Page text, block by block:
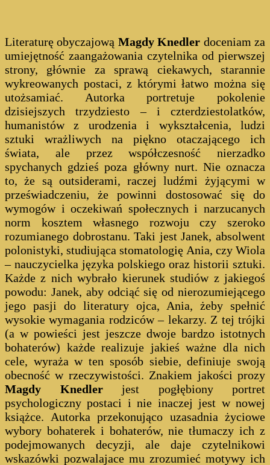
Literaturę obyczajową Magdy Knedler doceniam za
umiejętność zaangażowania czytelnika od pierwszej
strony, głównie za sprawą ciekawych, starannie
wykreowanych postaci, z którymi łatwo można się
utożsamiać. Autorka portretuje pokolenie
dzisiejszych trzydziesto – i czterdziestolatków,
humanistów z urodzenia i wykształcenia, ludzi
sztuki wrażliwych na piękno otaczającego ich
świata, ale przez współczesność nierzadko
spychanych gdzieś poza główny nurt. Nie oznacza
to, że są outsiderami, raczej ludźmi żyjącymi w
przeświadczeniu, że powinni dostosować się do
wymogów i oczekiwań społecznych i narzucanych
norm kosztem własnego rozwoju czy szeroko
rozumianego dobrostanu. Taki jest Janek, absolwent
polonistyki, studiująca stomatologię Ania, czy Wiola
– nauczycielka języka polskiego oraz historii sztuki.
Każde z nich wybrało kierunek studiów z jakiegoś
powodu: Janek, aby odciąć się od nierozumiejącego
jego pasji do literatury ojca, Ania, żeby spełnić
wysokie wymagania rodziców – lekarzy. Z tej trójki
(a w powieści jest jeszcze dwoje bardzo istotnych
bohaterów) każde realizuje jakieś ważne dla nich
cele, wyraża w ten sposób siebie, definiuje swoją
obecność w rzeczywistości. Znakiem jakości prozy
Magdy Knedlerjest pogłębiony portret
psychologiczny postaci i nie inaczej jest w nowej
książce. Autorka przekonująco uzasadnia życiowe
wybory bohaterek i bohaterów, nie tłumaczy ich z
podejmowanych decyzji, ale daje czytelnikowi
wskazówki pozwalajace mu zrozumieć motywy ich